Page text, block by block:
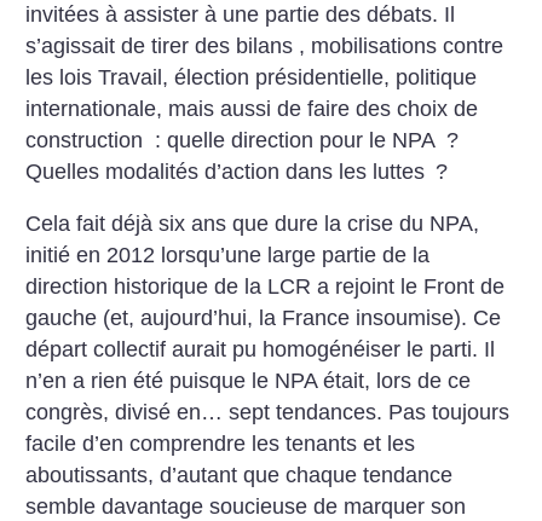
invitées à assister à une partie des débats. Il
s’agissait de tirer des bilans , mobilisations contre
les lois Travail, élection présidentielle, politique
internationale, mais aussi de faire des choix de
construction : quelle direction pour le NPA ?
Quelles modalités d’action dans les luttes ?
Cela fait déjà six ans que dure la crise du NPA,
initié en 2012 lorsqu’une large partie de la
direction historique de la LCR a rejoint le Front de
gauche (et, aujourd’hui, la France insoumise). Ce
départ collectif aurait pu homogénéiser le parti. Il
n’en a rien été puisque le NPA était, lors de ce
congrès, divisé en… sept tendances. Pas toujours
facile d’en comprendre les tenants et les
aboutissants, d’autant que chaque tendance
semble davantage soucieuse de marquer son